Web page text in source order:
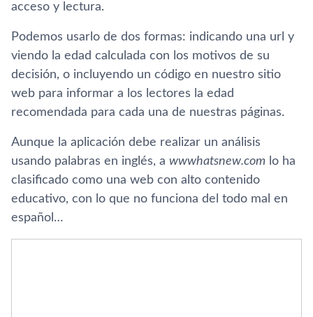
acceso y lectura.
Podemos usarlo de dos formas: indicando una url y
viendo la edad calculada con los motivos de su
decisión, o incluyendo un código en nuestro sitio
web para informar a los lectores la edad
recomendada para cada una de nuestras páginas.
Aunque la aplicación debe realizar un análisis
usando palabras en inglés, a wwwhatsnew.com lo ha
clasificado como una web con alto contenido
educativo, con lo que no funciona del todo mal en
español…